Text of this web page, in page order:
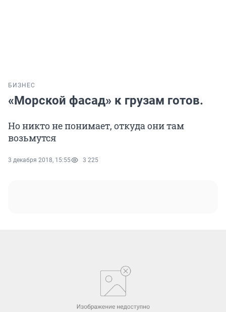
БИЗНЕС
«Морской фасад» к грузам готов.
Но никто не понимает, откуда они там
возьмутся
3 декабря 2018, 15:55 3 225